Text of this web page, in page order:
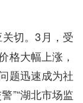
切。3月，受
格大幅上涨，
题迅速成为社
”“湖北市场监